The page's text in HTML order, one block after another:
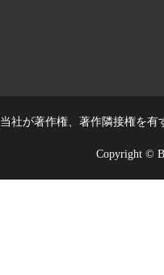
当社が著作権、著作隣接権を
Copyright ©